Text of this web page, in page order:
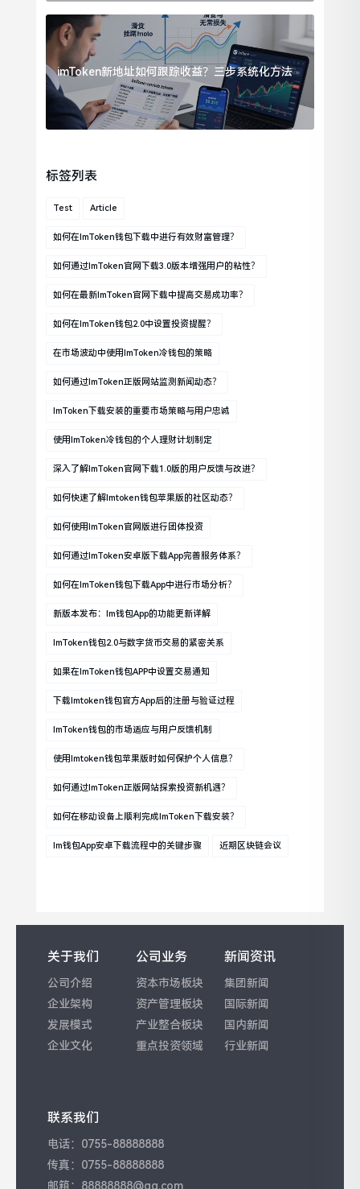
imToken新地址如何跟踪收益？三步系统化方法
标签列表
Test Article
如何在imToken钱包下载中进行有效财富管理？
如何通过imToken官网下载3.0版本增强用户的粘性？
如何在最新imToken官网下载中提高交易成功率？
如何在imToken钱包2.0中设置投资提醒？
在市场波动中使用imToken冷钱包的策略
如何通过imToken正版网站监测新闻动态？
ImToken下载安装的重要市场策略与用户忠诚
使用imToken冷钱包的个人理财计划制定
深入了解imToken官网下载1.0版的用户反馈与改进？
如何快速了解imtoken钱包苹果版的社区动态？
如何使用imToken官网版进行团体投资
如何通过imToken安卓版下载app完善服务体系？
如何在imToken钱包下载app中进行市场分析？
新版本发布：im钱包App的功能更新详解
ImToken钱包2.0与数字货币交易的紧密关系
如果在imToken钱包APP中设置交易通知
下载imtoken钱包官方app后的注册与验证过程
ImToken钱包的市场适应与用户反馈机制
使用imtoken钱包苹果版时如何保护个人信息？
如何通过imToken正版网站探索投资新机遇？
如何在移动设备上顺利完成imToken下载安装？
Im钱包App安卓下载流程中的关键步骤 近期区块链会议
关于我们
公司介绍
企业架构
发展模式
企业文化
公司业务
资本市场板块
资产管理板块
产业整合板块
重点投资领域
新闻资讯
集团新闻
国际新闻
国内新闻
行业新闻
联系我们
电话：0755-88888888
传真：0755-88888888
邮箱：88888888@qq.com